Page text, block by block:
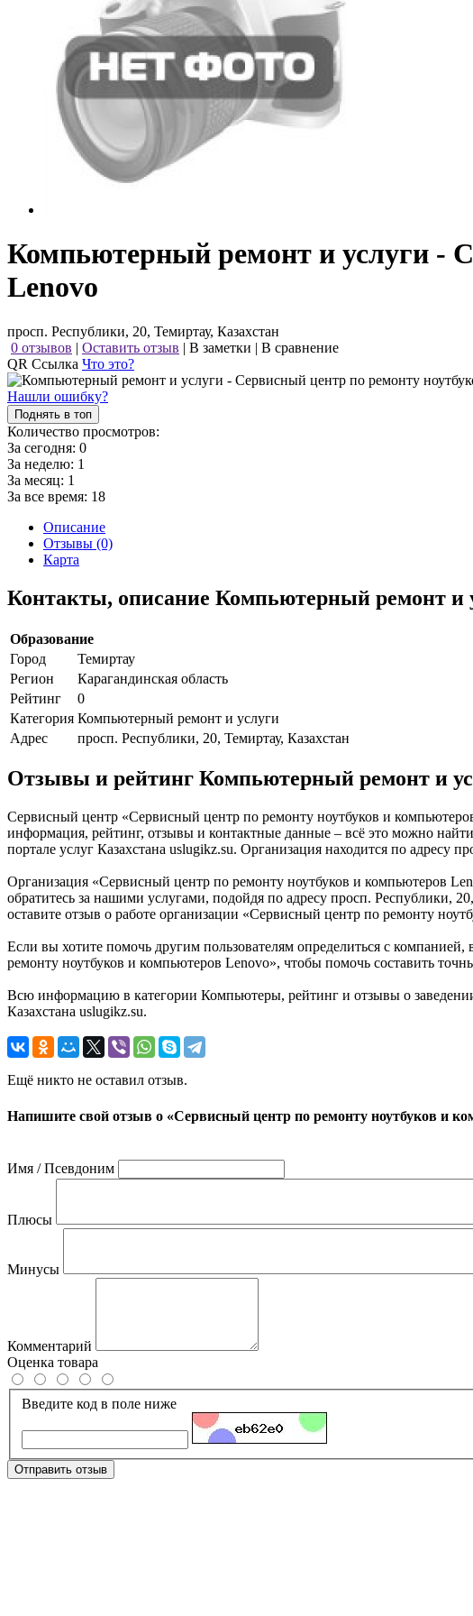
Компьютерный ремонт и услуги -
Lenovo
просп. Республики, 20, Темиртау, Казахстан
0 отзывов | Оставить отзыв | В заметки | В сравнение
QR Ссылка Что это?
Нашли ошибку?
Поднять в топ
Количество просмотров:
За сегодня: 0
За неделю: 1
За месяц: 1
За все время: 18
Описание
Отзывы (0)
Карта
Контакты, описание Компьютерный ремонт и
Образование
Город
Темиртау
Регион
Карагандинская область
Рейтинг
0
Категория Компьютерный ремонт и услуги
Адрес
просп. Республики, 20, Темиртау, Казахстан
Отзывы и рейтинг Компьютерный ремонт и
Сервисный центр «Сервисный центр по ремонту ноутбуков и
информация, рейтинг, отзывы и контактные данные – всё это можно
портале услуг Казахстана uslugikz.su. Организация находится по адресу
Организация «Сервисный центр по ремонту ноутбуков и компьютеров
обратитесь за нашими услугами, подойдя по адресу просп.
оставите отзыв о работе организации «Сервисный центр по ремонту
Если вы хотите помочь другим пользователям определиться с
ремонту ноутбуков и компьютеров Lenovo», чтобы помочь составить
Всю информацию в категории Компьютеры, рейтинг и отзывы о
Казахстана uslugikz.su.
Ещё никто не оставил отзыв.
Напишите свой отзыв о «Сервисный центр по ремонту ноутбуков и
Имя / Псевдоним
Плюсы
Минусы
Комментарий
Оценка товара
Введите код в поле ниже
Отправить отзыв